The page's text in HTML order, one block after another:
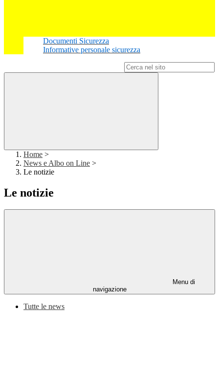
Documenti Sicurezza
Informative personale sicurezza
Home >
News e Albo on Line >
Le notizie
Le notizie
Menu di
navigazione
Tutte le news